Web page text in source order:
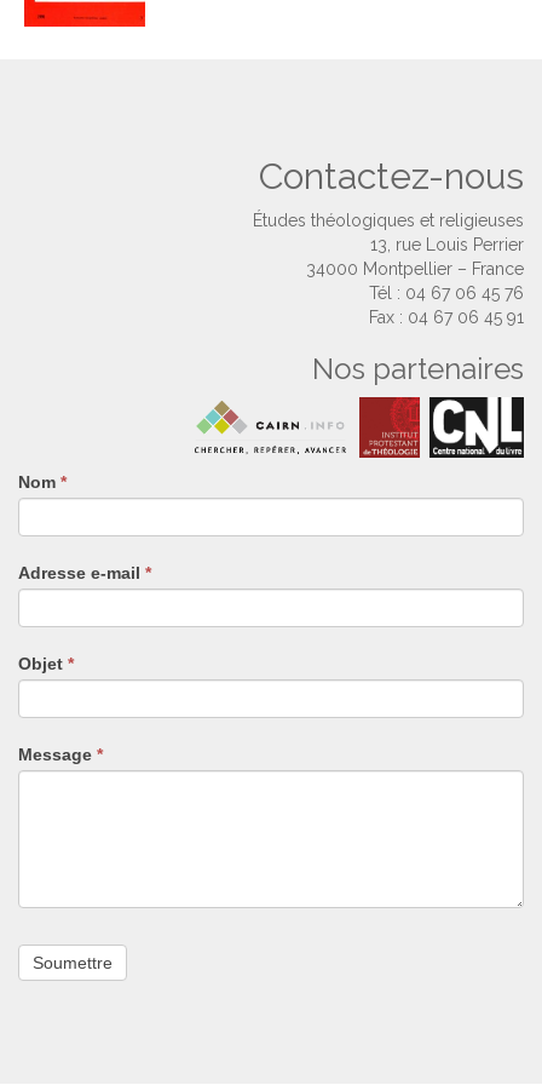
Contactez-nous
Études théologiques et religieuses
13, rue Louis Perrier
34000 Montpellier – France
Tél : 04 67 06 45 76
Fax : 04 67 06 45 91
Nos partenaires
Nom *
Adresse e-mail *
Objet *
Message *
Si
vous
êtes
humain,
remplissez
ce